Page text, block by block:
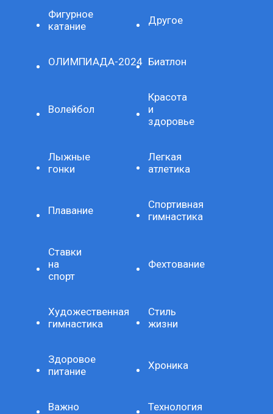
Фигурное
катание
Другое
ОЛИМПИАДА-2024 Биатлон
Волейбол
Красота
и
здоровье
Лыжные
гонки
Легкая
атлетика
Плавание
Спортивная
гимнастика
Ставки
на
спорт
Фехтование
Художественная
гимнастика
Стиль
жизни
Здоровое
питание
Хроника
Важно Технология